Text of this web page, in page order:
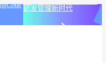
研发管理新时代